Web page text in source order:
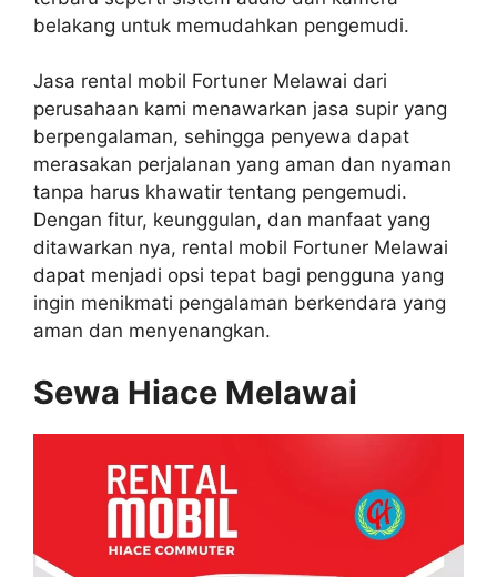
belakang untuk memudahkan pengemudi.
Jasa rental mobil Fortuner Melawai dari
perusahaan kami menawarkan jasa supir yang
berpengalaman, sehingga penyewa dapat
merasakan perjalanan yang aman dan nyaman
tanpa harus khawatir tentang pengemudi.
Dengan fitur, keunggulan, dan manfaat yang
ditawarkan nya, rental mobil Fortuner Melawai
dapat menjadi opsi tepat bagi pengguna yang
ingin menikmati pengalaman berkendara yang
aman dan menyenangkan.
Sewa Hiace Melawai